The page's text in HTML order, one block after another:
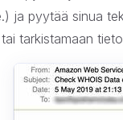
ja pyytää sinua
tarkistamaan